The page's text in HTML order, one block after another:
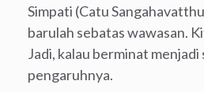
Simpati (Catu
barulah sebatas wawasan.
Jadi, kalau berminat
pengaruhnya.